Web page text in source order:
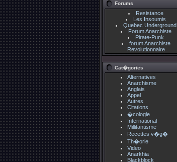
Forums
Resistance
Les Insoumis
Quebec Underground
Forum Anarchiste
Pirate-Punk
forum Anarchiste
Revolutionnaire
Cat�gories
Alternatives
Anarchisme
Anglais
Appel
Autres
Citations
�cologie
International
Millitantisme
Recettes v�g�
Th�orie
Video
Anarkhia
Blackblock